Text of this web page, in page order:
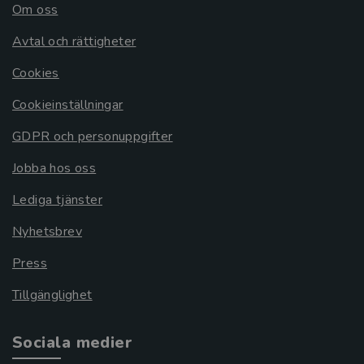
Om oss
Avtal och rättigheter
Cookies
Cookieinställningar
GDPR och personuppgifter
Jobba hos oss
Lediga tjänster
Nyhetsbrev
Press
Tillgänglighet
Sociala medier